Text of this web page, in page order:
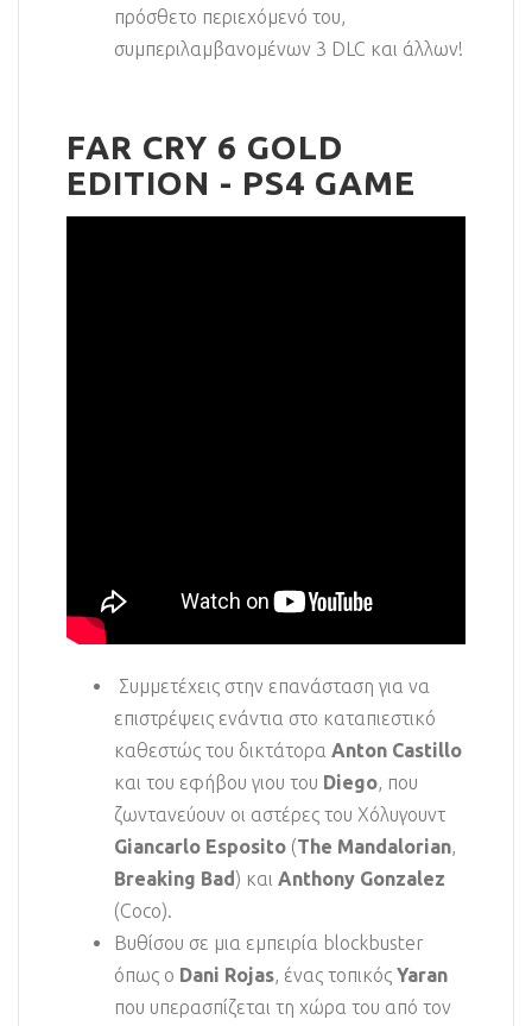
πρόσθετο περιεχόμενό του,
συμπεριλαμβανομένων 3 DLC και άλλων!
FAR CRY 6 GOLD
EDITION - PS4 GAME
Συμμετέχεις στην επανάσταση για να
επιστρέψεις ενάντια στο καταπιεστικό
καθεστώς του δικτάτορα Anton Castillo
και του εφήβου γιου του Diego, που
ζωντανεύουν οι αστέρες του Χόλυγουντ
Giancarlo Esposito (The Mandalorian,
Breaking Bad) και Anthony Gonzalez
(Coco).
Βυθίσου σε μια εμπειρία blockbuster
όπως ο Dani Rojas, ένας τοπικός Yaran
που υπερασπίζεται τη χώρα του από τον